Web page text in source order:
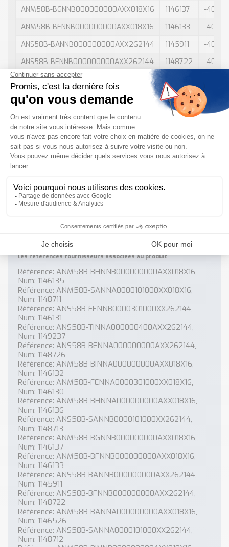
ANM58B-BGNNB000000000AXX018X16 1146137
-40
ANM58B-BFNNB000000000AXX018X16
1146133
-40
ANS58B-BANNB000000000AXX262144
1145911
-40
ANS58B-BFNNB000000000AXX262144
1148722
-40
ANM58B-BANNA000000000AXX018X16
ANS58B-SANNA0000101000XX262144
1148712
-40
ANM58B-BINNB000000000AXX018X16
1146519
-40
ANS58B-THNNA000000400AXX262144
ANS58B-BGNNA000000000AXX262144
1148731
ANM58B-BENNA000000000AXX018X16
ANS58B-TGNNA000000400AXX262144
Références associées
les références fournisseurs associées au produit
Référence: ANM58B-BHNNB000000000AXX018X16,
Num: 1146135
Référence: ANM58B-SANNA0000101000XX018X16,
Num: 1148711
Référence: ANS58B-FENNB0000301000XX262144,
Num: 1146131
Référence: ANS58B-TINNA000000400AXX262144,
Num: 1149237
Référence: ANS58B-BENNA000000000AXX262144,
Num: 1148726
Référence: ANM58B-BINNA000000000AXX018X16,
Num: 1146132
Référence: ANM58B-FENNA0000301000XX018X16,
Num: 1146130
Référence: ANM58B-BHNNA000000000AXX018X16,
Num: 1146136
Référence: ANS58B-SANNB0000101000XX262144,
Num: 1148713
Référence: ANM58B-BGNNB000000000AXX018X16,
Num: 1146137
Référence: ANM58B-BFNNB000000000AXX018X16,
Num: 1146133
Référence: ANS58B-BANNB000000000AXX262144,
Num: 1145911
Référence: ANS58B-BFNNB000000000AXX262144,
Num: 1148722
Référence: ANM58B-BANNA000000000AXX018X16,
Num: 1146526
Référence: ANS58B-SANNA0000101000XX262144,
Num: 1148712